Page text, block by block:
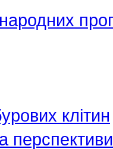
клітин
перспективи